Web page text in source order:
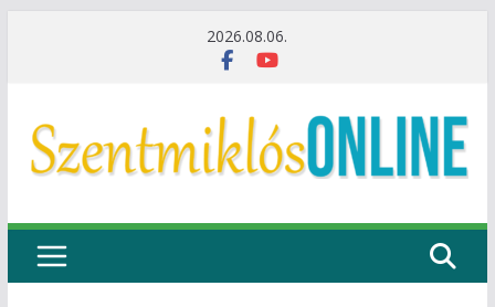
2026.08.06.